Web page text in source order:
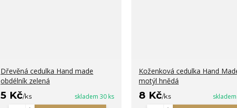
Dřevěná cedulka Hand made
obdélník zelená
5 Kč/ks skladem 30 ks
Koženková cedulka Hand
motýl hnědá
8 Kč/ks